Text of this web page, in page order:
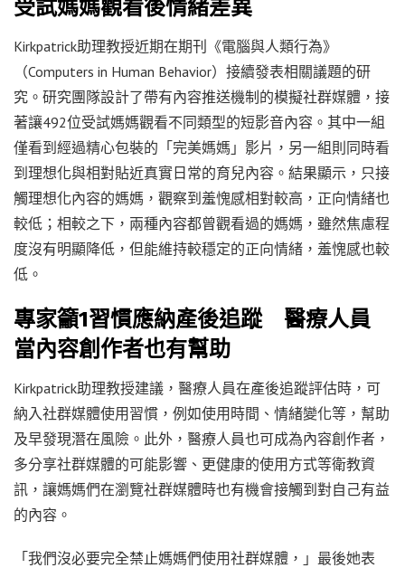
受試媽媽觀看後情緒差異
Kirkpatrick助理教授近期在期刊《電腦與人類行為》
（Computers in Human Behavior）接續發表相關議題的研
究。研究團隊設計了帶有內容推送機制的模擬社群媒體，接
著讓492位受試媽媽觀看不同類型的短影音內容。其中一組
僅看到經過精心包裝的「完美媽媽」影片，另一組則同時看
到理想化與相對貼近真實日常的育兒內容。結果顯示，只接
觸理想化內容的媽媽，觀察到羞愧感相對較高，正向情緒也
較低；相較之下，兩種內容都曾觀看過的媽媽，雖然焦慮程
度沒有明顯降低，但能維持較穩定的正向情緒，羞愧感也較
低。
專家籲1習慣應納產後追蹤 醫療人員
當內容創作者也有幫助
Kirkpatrick助理教授建議，醫療人員在產後追蹤評估時，可
納入社群媒體使用習慣，例如使用時間、情緒變化等，幫助
及早發現潛在風險。此外，醫療人員也可成為內容創作者，
多分享社群媒體的可能影響、更健康的使用方式等衛教資
訊，讓媽媽們在瀏覽社群媒體時也有機會接觸到對自己有益
的內容。
「我們沒必要完全禁止媽媽們使用社群媒體，」最後她表